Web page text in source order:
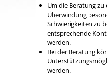
Um die Beratung zu
Überwindung
Schwierigkeiten zu
entsprechende
werden.
Bei der Beratung
werden.